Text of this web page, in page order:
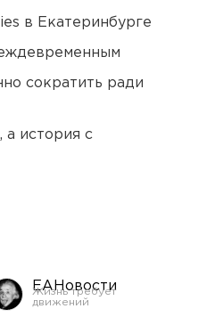
в Екатеринбурге
сократить ради
а история с
ЕАНовости